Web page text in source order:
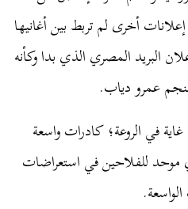
أخرى لم تربط بين أغانيها
البريد المصري الذي بدا وكأنه
عمرو دياب.
في الروعة؛ كادرات واسعة
موحد للفلاحين في استعراضات